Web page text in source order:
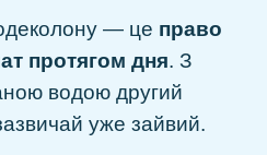
— це право
протягом дня. З
водою другий
уже зайвий.